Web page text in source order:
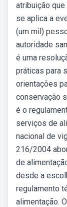
atribuição
se aplica a
(um mil)
autoridade
é uma
práticas para
orientações
conservação
é o
serviços de
nacional de
216/2004
de
desde a
regulamento
alimentação.